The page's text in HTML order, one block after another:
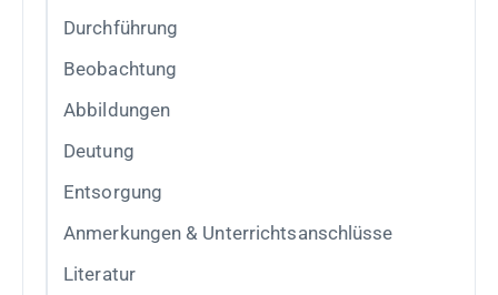
Durchführung
Beobachtung
Abbildungen
Deutung
Entsorgung
Anmerkungen & Unterrichtsanschlüsse
Literatur